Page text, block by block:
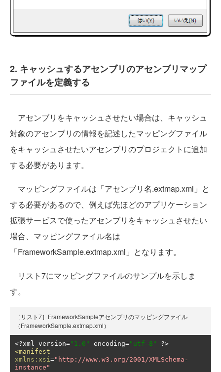
2. キャッシュするアセンブリのアセンブリマップ
ファイルを定義する
アセンブリをキャッシュさせたい場合は、キャッシュ
対象のアセンブリの情報を記述したマッピングファイル
をキャッシュさせたいアセンブリのプロジェクトに追加
する必要があります。
マッピングファイルは「アセンブリ名.extmap.xml」と
する必要があるので、例えば先ほどのアプリケーション
拡張サービスで使ったアセンブリをキャッシュさせたい
場合、マッピングファイル名は
「FrameworkSample.extmap.xml」となります。
リスト7にマッピングファイルのサンプルを示しま
す。
［リスト7］FrameworkSampleアセンブリのマッピングファイル
（FrameworkSample.extmap.xml）
<?xml version="1.0" encoding="utf-8"
?>
<manifest
xmlns:xsi="http://www.w3.org/2001/XMLSchema-
instance"